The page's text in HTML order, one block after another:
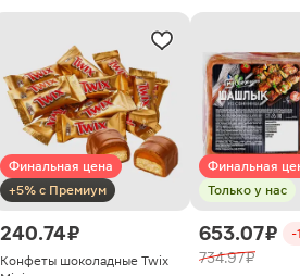
Финальная цена
+5% с Премиум
240.74 ₽
Конфеты шоколадные Twix
Финальная
Только у нас
653.07 ₽ -
734.97 ₽